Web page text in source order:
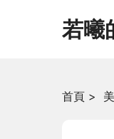
若曦
首頁 >